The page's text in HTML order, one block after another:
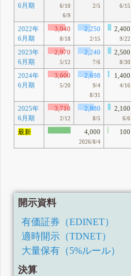
6月期
6/10
6/9
2/5 6/15
2022年
6月期
3,040
8/18
2,250
2/15
2,400
9/22
2023年
6月期
2,970
5/12
2,240
7/6
2,500
8/30
2024年
6月期
3,600
5/20
2,698
9/4
8/31
1,400
4/16
2025年
6月期
3,710
2/12
2,880
8/5
2,100
6/6
最新
4,000
2026/8/4
100
開示資料
有価証券（EDINET）
適時開示（TDNET）
大量保有（5%ルール）
決算